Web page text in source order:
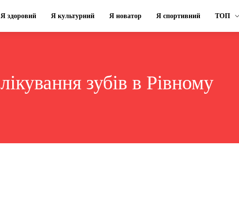
Я здоровий Я культурний Я новатор Я спортивний ТОП
лікування зубів в Рівному